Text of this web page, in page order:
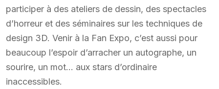
participer à des ateliers de dessin, des spectacles
d’horreur et des séminaires sur les techniques de
design 3D. Venir à la Fan Expo, c’est aussi pour
beaucoup l’espoir d’arracher un autographe, un
sourire, un mot… aux stars d’ordinaire
inaccessibles.